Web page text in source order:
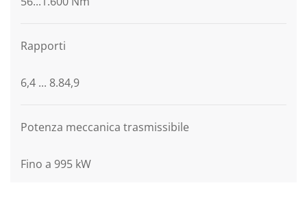
Rapporti
6,4 ... 8.84,9
Potenza meccanica trasmissibile
Fino a 995 kW